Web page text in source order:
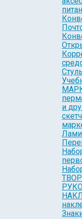
и